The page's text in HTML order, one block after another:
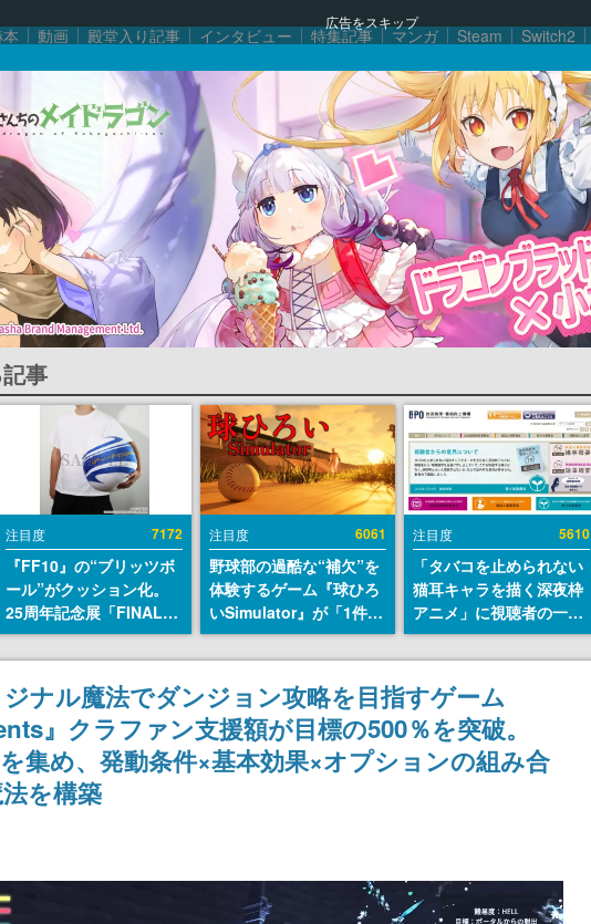
広告をスキップ
動画 殿堂入り記事 インタビュー 特集記事 マンガ Steam Switch2
事
注目度 7172
『FF10』の“ブリッツボ
ール”がクッション化。
25周年記念展「FINAL
FANTASY X MUSEUM-
幻光の記憶-」のグッズ情
報が一部公開
注目度 6061
野球部の過酷な“補欠”を
体験するゲーム『球ひろ
いSimulator』が「1件」
のウィッシュリストをも
とにチェコ語に対応し
SNSで話題に。『キング
ダム・カム』開発元やチ
ェコのプロ野球選手から
称賛の声
注目度 5610
「タバコを止められない
猫耳キャラを描く深夜枠
アニメ」に視聴者の一部
から批判意見。違法薬物
の使用と思しき描写も含
めて、BPOが議論を交わ
す
ナル魔法でダンジョン攻略を目指すゲーム
』クラファン支援額が目標の500％を突破。
を集め、発動条件×基本効果×オプションの組み合
を構築